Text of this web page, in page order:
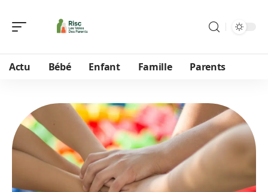
Actu Bébé Enfant Famille Parents